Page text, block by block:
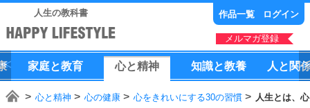
人生の教科書 作品一覧 ログイン
メルマガ登録
家庭と教育 心と精神 知識と教養 人 と 関
心と精神 心の健康 心をきれいにする30の習慣 人生とは、